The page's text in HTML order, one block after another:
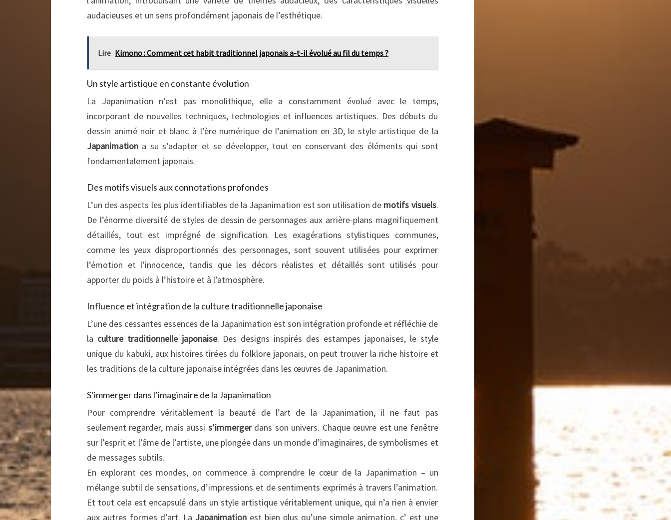
audacieuses et un sens profondément japonais de l’esthétique.
Lire Kimono : Comment cet habit traditionnel japonais a-t-il évolué au fil du temps ?
Un style artistique en constante évolution
La Japanimation n’est pas monolithique, elle a constamment évolué avec le temps,
incorporant de nouvelles techniques, technologies et influences artistiques. Des débuts du
dessin animé noir et blanc à l’ère numérique de l’animation en 3D, le style artistique de la
Japanimation a su s’adapter et se développer, tout en conservant des éléments qui sont
fondamentalement japonais.
Des motifs visuels aux connotations profondes
L’un des aspects les plus identifiables de la Japanimation est son utilisation de motifs visuels.
De l’énorme diversité de styles de dessin de personnages aux arrière-plans magnifiquement
détaillés, tout est imprégné de signification. Les exagérations stylistiques communes,
comme les yeux disproportionnés des personnages, sont souvent utilisées pour exprimer
l’émotion et l’innocence, tandis que les décors réalistes et détaillés sont utilisés pour
apporter du poids à l’histoire et à l’atmosphère.
Influence et intégration de la culture traditionnelle japonaise
L’une des cessantes essences de la Japanimation est son intégration profonde et réfléchie de
la culture traditionnelle japonaise. Des designs inspirés des estampes japonaises, le style
unique du kabuki, aux histoires tirées du folklore japonais, on peut trouver la riche histoire et
les traditions de la culture japonaise intégrées dans les œuvres de Japanimation.
S’immerger dans l’imaginaire de la Japanimation
Pour comprendre véritablement la beauté de l’art de la Japanimation, il ne faut pas
seulement regarder, mais aussi s’immergerdans son univers. Chaque œuvre est une fenêtre
sur l’esprit et l’âme de l’artiste, une plongée dans un monde d’imaginaires, de symbolismes et
de messages subtils.
En explorant ces mondes, on commence à comprendre le cœur de la Japanimation – un
mélange subtil de sensations, d’impressions et de sentiments exprimés à travers l’animation.
Et tout cela est encapsulé dans un style artistique véritablement unique, qui n’a rien à envier
aux autres formes d’art. La Japanimation est bien plus qu’une simple animation, c’ est une